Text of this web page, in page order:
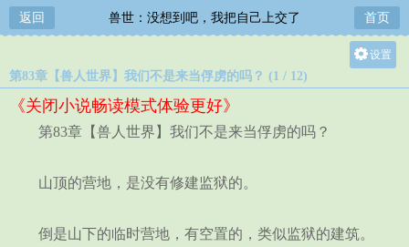
返回 兽世：没想到吧，我把自己上交了 首页
设置
第83章【兽人世界】我们不是来当俘虏的吗？ (1 / 12)
《关闭小说畅读模式体验更好》
第83章【兽人世界】我们不是来当俘虏的吗？
山顶的营地，是没有修建监狱的。
倒是山下的临时营地，有空置的，类似监狱的建筑。